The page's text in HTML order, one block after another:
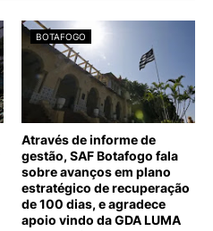
BOTAFOGO
Através de informe de
gestão, SAF Botafogo fala
sobre avanços em plano
estratégico de recuperação
de 100 dias, e agradece
apoio vindo da GDA LUMA